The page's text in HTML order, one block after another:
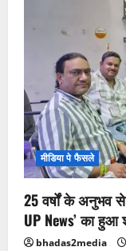
मीडिया पे फैसले
25 वर्षों के अनुभव
UP News’ का हुआ
bhadas2media